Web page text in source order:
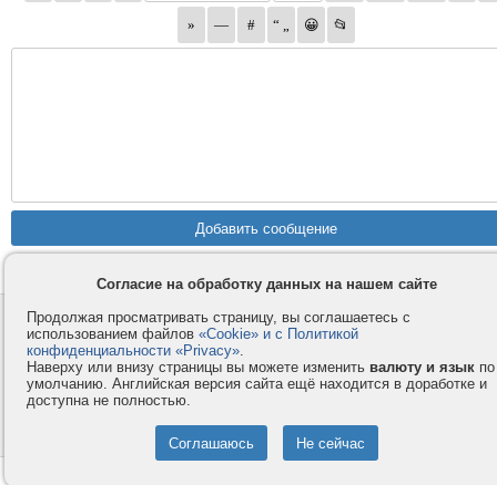
Контакты
Компания
Privacy и Cookie
Правила и условия
Услуги
Как оплатить
Помощь
© 2008-2026VMESTE.EU - Все права защищены.
Согласие на обработку данных на нашем сайте
Продолжая просматривать страницу, вы соглашаетесь с
использованием файлов «Cookie» и с Политикой
конфиденциальности «Privacy».
Наверху или внизу страницы вы можете изменить валюту и язык по
умолчанию. Английская версия сайта ещё находится в доработке и
доступна не полностью.